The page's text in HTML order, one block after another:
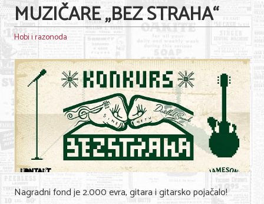
MUZIČARE ,,BEZ STRAHA“
Hobi i razonoda
Nagradni fond je 2.000 evra, gitara i gitarsko pojačalo!